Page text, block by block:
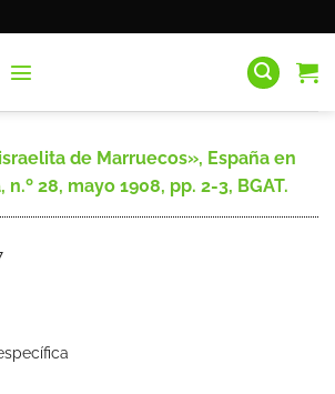
de Marruecos», España en
28, mayo 1908, pp. 2-3, BGAT.